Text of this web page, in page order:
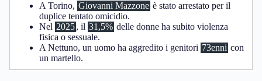
A Torino, Giovanni Mazzone è stato arrestato per il
duplice tentato omicidio.
Nel 2025, il 31,5% delle donne ha subito violenza
fisica o sessuale.
A Nettuno, un uomo ha aggredito i genitori 73enni con
un martello.